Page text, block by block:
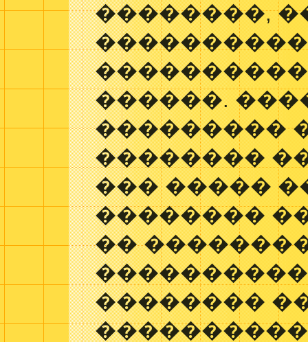
��������,
������.
���������
��������
��� �����
��������
��
��������